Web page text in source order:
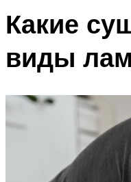
Какие
виды